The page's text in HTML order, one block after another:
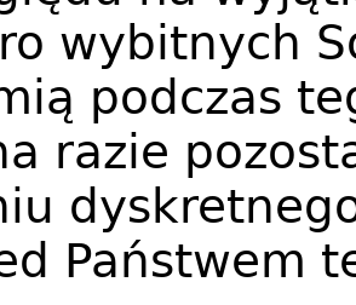
wybitnych
podczas
razie
Państwem